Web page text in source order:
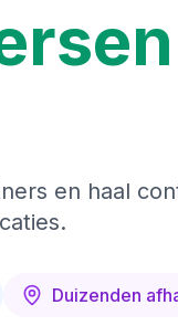
en haal
Duizenden